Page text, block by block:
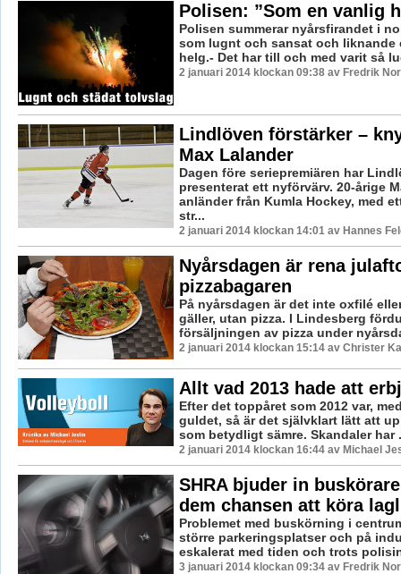
Polisen: ”Som en vanlig
Polisen summerar nyårsfirandet i
som lugnt och sansat och liknande
helg.- Det har till och med varit så
2 januari 2014 klockan 09:38 av Fredrik
Lindlöven förstärker –
Max Lalander
Dagen före seriepremiären har
presenterat ett nyförvärv. 20-årige
anländer från Kumla Hockey, med
str...
2 januari 2014 klockan 14:01 av Hannes
Nyårsdagen är rena
pizzabagaren
På nyårsdagen är det inte oxfilé
gäller, utan pizza. I Lindesberg
försäljningen av pizza under
2 januari 2014 klockan 15:14 av Christer
Allt vad 2013 hade att
Efter det toppåret som 2012 var,
guldet, så är det självklart lätt att
som betydligt sämre. Skandaler har
2 januari 2014 klockan 16:44 av Michael
SHRA bjuder in
dem chansen att köra
Problemet med buskörning i
större parkeringsplatser och på
eskalerat med tiden och trots
3 januari 2014 klockan 09:34 av Fredrik